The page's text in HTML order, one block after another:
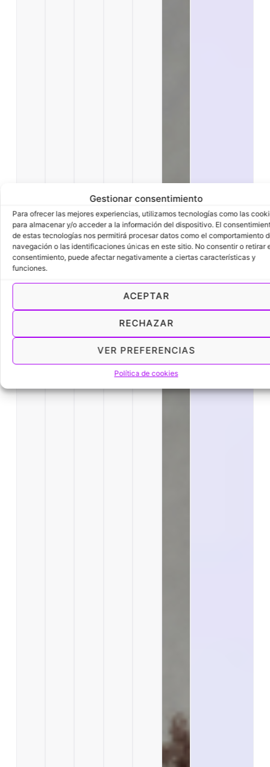
Gestionar consentimiento
Para ofrecer las mejores experiencias, utilizamos tecnologías como las
para almacenar y/o acceder a la información del dispositivo. El
de estas tecnologías nos permitirá procesar datos como el comportamiento
navegación o las identificaciones únicas en este sitio. No consentir o retirar
consentimiento, puede afectar negativamente a ciertas características y
funciones.
ACEPTAR
RECHAZAR
VER PREFERENCIAS
Política de cookies